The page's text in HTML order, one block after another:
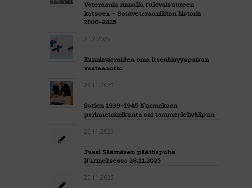
Veteraanin rinnalla tulevaisuuteen
katsoen – Sotaveteraaniliiton historia
2000–2025
2.12.2025
Kunniavieraiden oma itsenäisyyspäivän
vastaanotto
29.11.2025
Sotien 1939–1945 Nurmeksen
perinnetoimikunta sai tammenlehvälipun
29.11.2025
Jussi Säämäsen päätöspuhe
Nurmeksessa 28.11.2025
29.11.2025